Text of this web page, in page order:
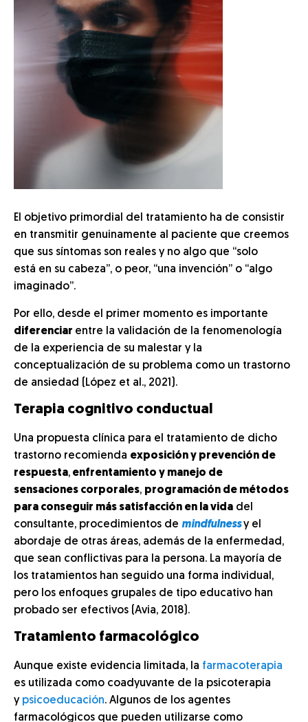
El objetivo primordial del tratamiento ha de consistir
en transmitir genuinamente al paciente que creemos
que sus síntomas son reales y no algo que “solo
está en su cabeza”, o peor, “una invención” o “algo
imaginado”.
Por ello, desde el primer momento es importante
diferenciar entre la validación de la fenomenología
de la experiencia de su malestar y la
conceptualización de su problema como un trastorno
de ansiedad (López et al., 2021).
Terapia cognitivo conductual
Una propuesta clínica para el tratamiento de dicho
trastorno recomienda exposición y prevención de
respuesta, enfrentamiento y manejo de
sensaciones corporales, programación de métodos
para conseguir más satisfacción en la vida del
consultante, procedimientos de mindfulnessy el
abordaje de otras áreas, además de la enfermedad,
que sean conflictivas para la persona. La mayoría de
los tratamientos han seguido una forma individual,
pero los enfoques grupales de tipo educativo han
probado ser efectivos (Avia, 2018).
Tratamiento farmacológico
Aunque existe evidencia limitada, la farmacoterapia
es utilizada como coadyuvante de la psicoterapia
y psicoeducación. Algunos de los agentes
farmacológicos que pueden utilizarse como